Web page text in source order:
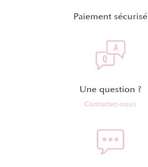
Paiement sécurisé
Une question ?
Contactez-nous